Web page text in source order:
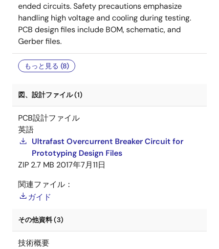
ended circuits. Safety precautions emphasize
handling high voltage and cooling during testing.
PCB design files include BOM, schematic, and
Gerber files.
もっと見る (8)
図、設計ファイル (1)
PCB設計ファイル
英語
Ultrafast Overcurrent Breaker Circuit for
Prototyping Design Files
ZIP 2.7 MB 2017年7月11日
関連ファイル：
ガイド
その他資料 (3)
技術概要